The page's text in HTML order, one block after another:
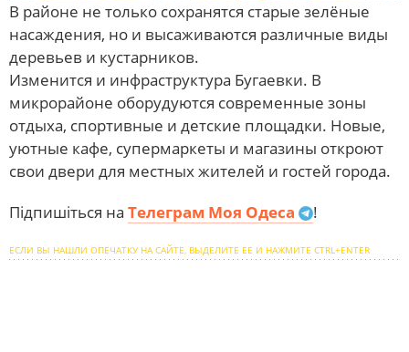
В районе не только сохранятся старые зелёные
насаждения, но и высаживаются различные виды
деревьев и кустарников.
Изменится и инфраструктура Бугаевки. В
микрорайоне оборудуются современные зоны
отдыха, спортивные и детские площадки. Новые,
уютные кафе, супермаркеты и магазины откроют
свои двери для местных жителей и гостей города.
Підпишіться на Телеграм Моя Одеса !
ЕСЛИ ВЫ НАШЛИ ОПЕЧАТКУ НА САЙТЕ, ВЫДЕЛИТЕ ЕЕ И НАЖМИТЕ CTRL+ENTER